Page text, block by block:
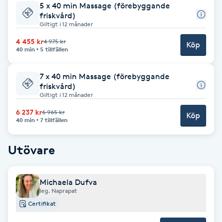
Celluliter
Color correction
Cryoterapi
D
Damklippning
Dermapen
Diamantslipning
5 x 40 min Massage (förebyggande
friskvård)
Giltigt i 12 månader
4 455 kr4 975 kr
40 min
5 tillfällen Köp
7 x 40 min Massage (förebyggande
friskvård)
Giltigt i 12 månader
6 237 kr6 965 kr
40 min
7 tillfällen Köp
Utövare
Michaela Dufva
leg. Naprapat
Certifikat